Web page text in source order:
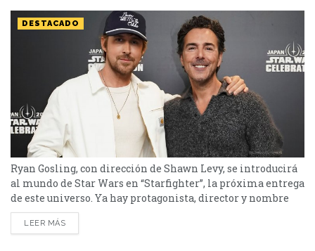
DESTACADO
Ryan Gosling, con dirección de Shawn Levy, se introducirá
al mundo de Star Wars en “Starfighter”, la próxima entrega
de este universo. Ya hay protagonista, director y nombre
para la próxima entrega de Star Wars. Ryan Gosling se une
a Shawn Levy para “Starfighter”, una historia del universo
LEER MÁS